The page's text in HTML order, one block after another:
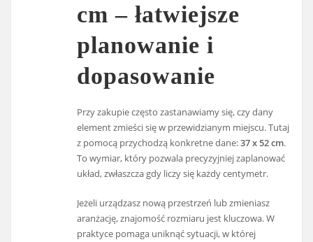
cm – łatwiejsze
planowanie i
dopasowanie
Przy zakupie często zastanawiamy się, czy dany
element zmieści się w przewidzianym miejscu. Tutaj
z pomocą przychodzą konkretne dane:37 x 52 cm.
To wymiar, który pozwala precyzyjniej zaplanować
układ, zwłaszcza gdy liczy się każdy centymetr.
Jeżeli urządzasz nową przestrzeń lub zmieniasz
aranżację, znajomość rozmiaru jest kluczowa. W
praktyce pomaga uniknąć sytuacji, w której